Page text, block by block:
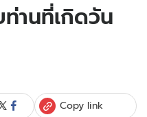
านที่เกิดวัน
Copy link